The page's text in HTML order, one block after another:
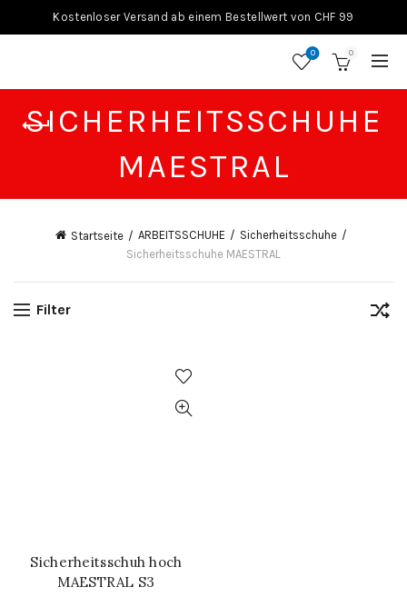
Kostenloser Versand ab einem Bestellwert von CHF 99
0 0
SICHERHEITSSCHUHE
MAESTRAL
Startseite ARBEITSSCHUHE
Sicherheitsschuhe
Sicherheitsschuhe MAESTRAL
Filter
SCHNELL-EINKAUF
Sicherheitsschuh hoch
MAESTRAL S3